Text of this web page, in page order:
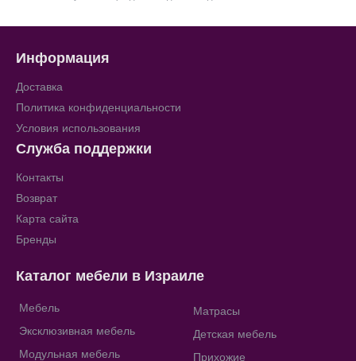
Информация
Доставка
Политика конфиденциальности
Условия использования
Служба поддержки
Контакты
Возврат
Карта сайта
Бренды
Каталог мебели в Израиле
Мебель
Эксклюзивная мебель
Модульная мебель
Матрасы
Детская мебель
Прихожие